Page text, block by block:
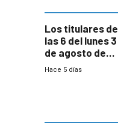
Los titulares de
las 6 del lunes 3
de agosto de
2026
Hace 5 días